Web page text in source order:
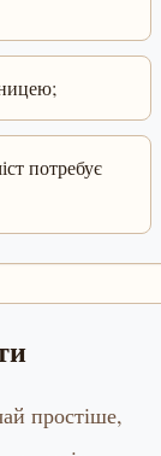
потребує
простіше,